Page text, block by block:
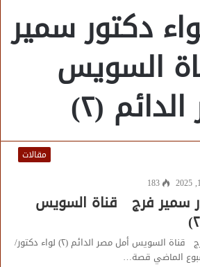
دكتور سمير
السويس
(٢)
مقالات
183
سمير فرج قناة السويس
مقال اللواء دكتور سمير فرج قناة السويس أمل مصر الدائم (٢) لواء دكتور/
الماضي قصة…